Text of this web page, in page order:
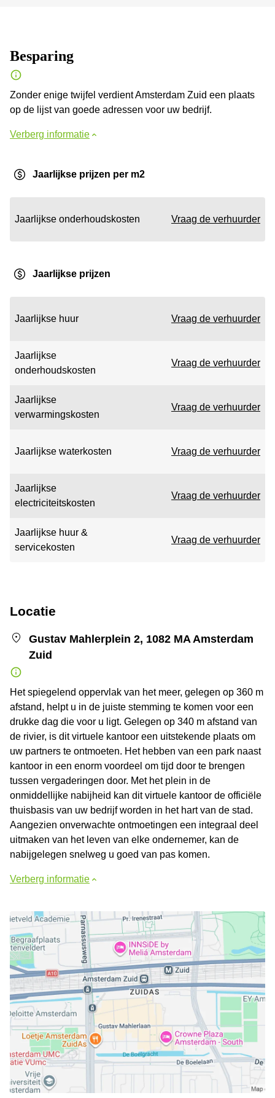
Besparing
Zonder enige twijfel verdient Amsterdam Zuid een plaats
op de lijst van goede adressen voor uw bedrijf.
Verberg informatie
Jaarlijkse prijzen per m2
Jaarlijkse onderhoudskosten Vraag de verhuurder
Jaarlijkse prijzen
Jaarlijkse huur Vraag de verhuurder
Jaarlijkse
onderhoudskosten
Vraag de verhuurder
Jaarlijkse
verwarmingskosten
Vraag de verhuurder
Jaarlijkse waterkosten Vraag de verhuurder
Jaarlijkse
electriciteitskosten
Vraag de verhuurder
Jaarlijkse huur &
servicekosten
Vraag de verhuurder
Locatie
Gustav Mahlerplein 2, 1082 MA Amsterdam
Zuid
Het spiegelend oppervlak van het meer, gelegen op 360 m
afstand, helpt u in de juiste stemming te komen voor een
drukke dag die voor u ligt. Gelegen op 340 m afstand van
de rivier, is dit virtuele kantoor een uitstekende plaats om
uw partners te ontmoeten. Het hebben van een park naast
kantoor in een enorm voordeel om tijd door te brengen
tussen vergaderingen door. Met het plein in de
onmiddellijke nabijheid kan dit virtuele kantoor de officiële
thuisbasis van uw bedrijf worden in het hart van de stad.
Aangezien onverwachte ontmoetingen een integraal deel
uitmaken van het leven van elke ondernemer, kan de
nabijgelegen snelweg u goed van pas komen.
Verberg informatie